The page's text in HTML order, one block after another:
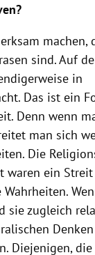
machen,
sind. Auf
in
Das ist ein
Denn wenn
man sich
Die
waren ein
sie zugleich
Diejenigen,